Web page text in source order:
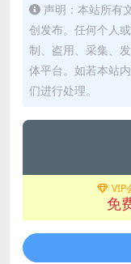
声明：本站所有
创发布。任何个人
制、盗用、采集、
体平台。如若本站
们进行处理。
VIP
免